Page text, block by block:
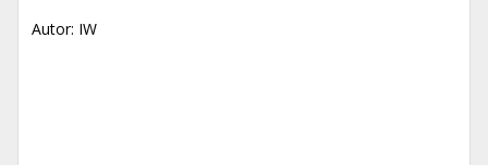
Autor: IW